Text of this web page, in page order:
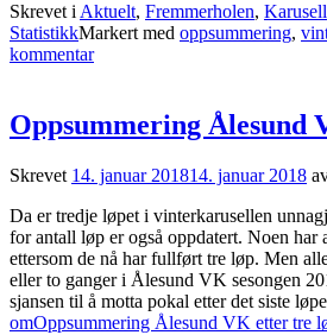
Skrevet i Aktuelt, Fremmerholen, Karusell
StatistikkMarkert med oppsummering,
kommentar
Oppsummering Ålesund
Skrevet 14. januar 201814. januar 2018
Da er tredje løpet i vinterkarusellen
for antall løp er også oppdatert. Noen har
ettersom de nå har fullført tre løp. Men
eller to ganger i Ålesund VK sesongen
sjansen til å motta pokal etter det siste
omOppsummering Ålesund VK etter tre